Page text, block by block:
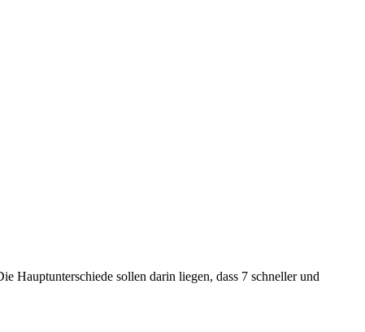
Hauptunterschiede sollen darin liegen, dass 7 schneller und